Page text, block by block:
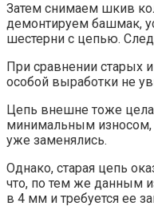
Затем снимаем шкив
демонтируем башмак,
шестерни с цепью.
При сравнении старых
особой выработки не
Цепь внешне тоже
минимальным износом,
уже заменялись.
Однако, старая цепь
что, по тем же данным
в 4 мм и требуется ее